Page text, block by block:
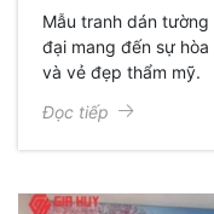
Mẫu tranh dán
đại mang đến sự
và vẻ đẹp thẩm mỹ.
Đọc tiếp